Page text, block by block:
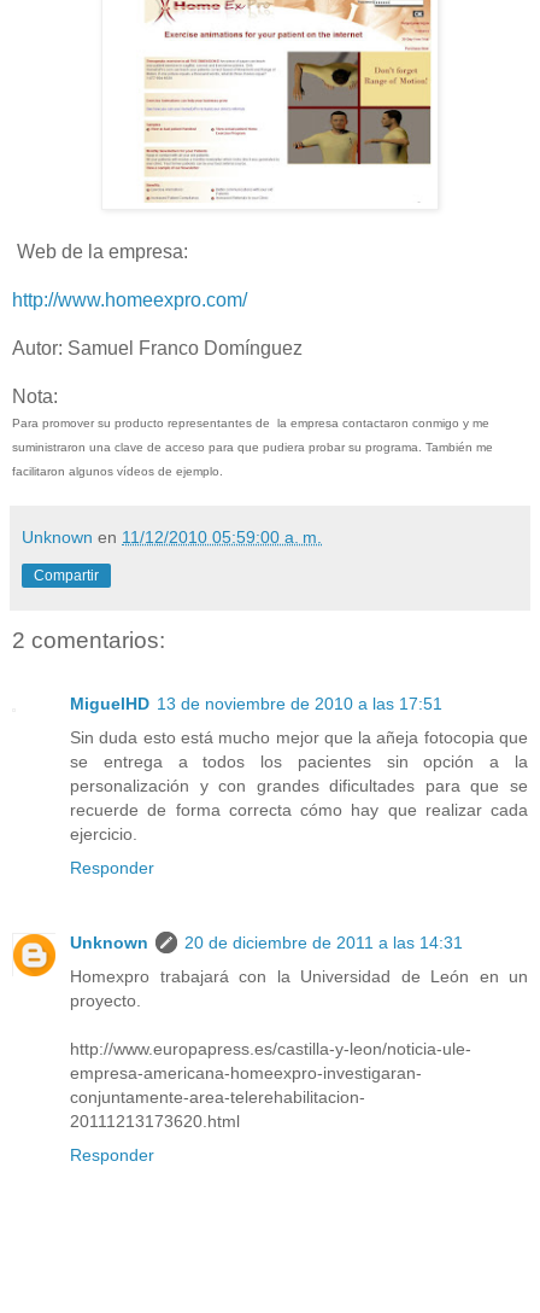
Web de la empresa:
http://www.homeexpro.com/
Autor: Samuel Franco Domínguez
Nota:
Para promover su producto representantes de la empresa contactaron conmigo y me
suministraron una clave de acceso para que pudiera probar su programa. También me
facilitaron algunos vídeos de ejemplo.
Unknown en 11/12/2010 05:59:00 a. m.
Compartir
2 comentarios:
MiguelHD 13 de noviembre de 2010 a las 17:51
Sin duda esto está mucho mejor que la añeja fotocopia que
se entrega a todos los pacientes sin opción a la
personalización y con grandes dificultades para que se
recuerde de forma correcta cómo hay que realizar cada
ejercicio.
Responder
Unknown
20 de diciembre de 2011 a las 14:31
Homexpro trabajará con la Universidad de León en un
proyecto.
http://www.europapress.es/castilla-y-leon/noticia-ule-
empresa-americana-homeexpro-investigaran-
conjuntamente-area-telerehabilitacion-
20111213173620.html
Responder